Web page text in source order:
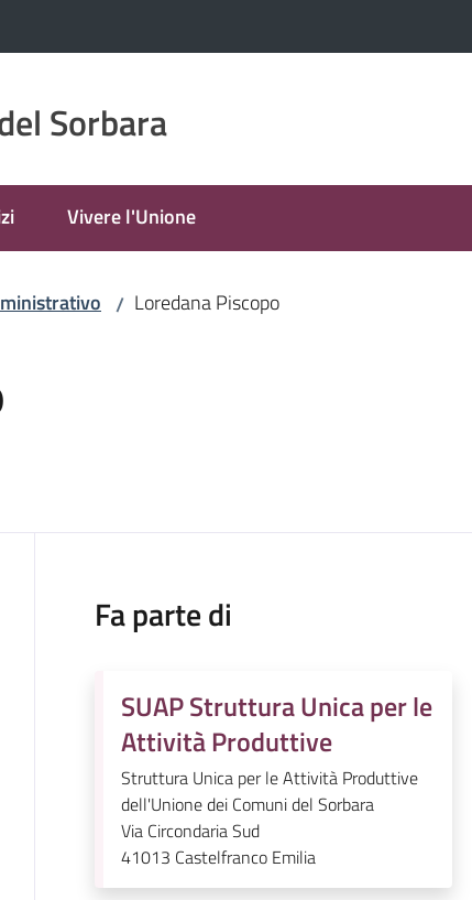
Sorbara
Vivere l'Unione
/ Loredana Piscopo
Fa parte di
SUAP Struttura Unica per le
Attività Produttive
Struttura Unica per le Attività Produttive
dell'Unione dei Comuni del Sorbara
Via Circondaria Sud
41013 Castelfranco Emilia